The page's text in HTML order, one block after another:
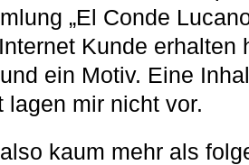
„El Conde
Kunde erhalten
ein Motiv. Eine
lagen mir nicht vor.
kaum mehr als